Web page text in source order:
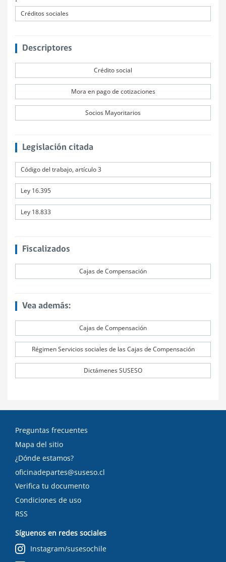
Créditos sociales
Descriptores
Crédito social
Mora en pago de cotizaciones
Socios Mayoritarios
Legislación citada
Código del trabajo, artículo 3
Ley 16.395
Ley 18.833
Fiscalizados
Cajas de Compensación
Vea además:
Cajas de Compensación
Régimen Servicios sociales de las Cajas de Compensación
Dictámenes SUSESO
Preguntas frecuentes
Mapa del sitio
¿Dónde estamos?
oficinadepartes@suseso.cl
Verifica tu documento
Condiciones de uso
RSS
Síguenos en redes sociales
Instagram/susesochile